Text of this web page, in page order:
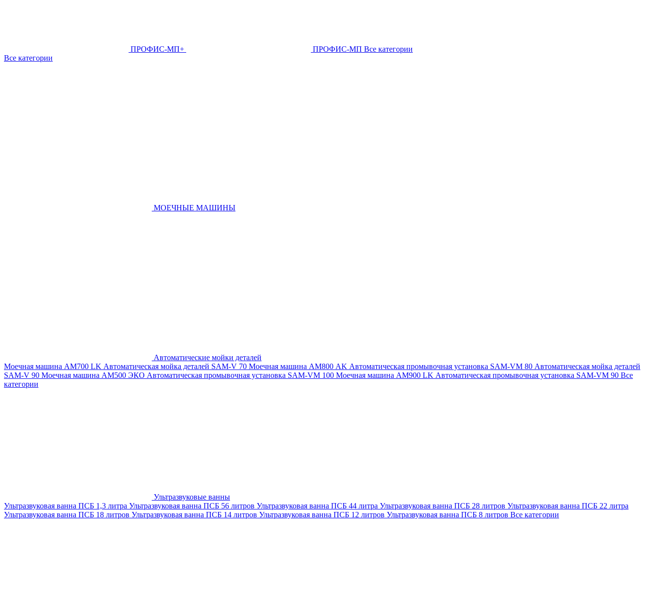
ПРОФИС-МП+ ПРОФИС-МП Все категории
Все категории
МОЕЧНЫЕ МАШИНЫ
Автоматические мойки деталей
Моечная машина AM700 LK Автоматическая мойка деталей SAM-V 70 Моечная машина АМ800 AK Автоматическая промывочная установка SAM-VM 80 Автоматическая мойка деталей
SAM-V 90 Моечная машина АМ500 ЭКО Автоматическая промывочная установка SAM-VM 100 Моечная машина AM900 LK Автоматическая промывочная установка SAM-VM 90 Все
категории
Ультразвуковые ванны
Ультразвуковая ванна ПСБ 1,3 литра Ультразвуковая ванна ПСБ 56 литров Ультразвуковая ванна ПСБ 44 литра Ультразвуковая ванна ПСБ 28 литров Ультразвуковая ванна ПСБ 22 литра
Ультразвуковая ванна ПСБ 18 литров Ультразвуковая ванна ПСБ 14 литров Ультразвуковая ванна ПСБ 12 литров Ультразвуковая ванна ПСБ 8 литров Все категории